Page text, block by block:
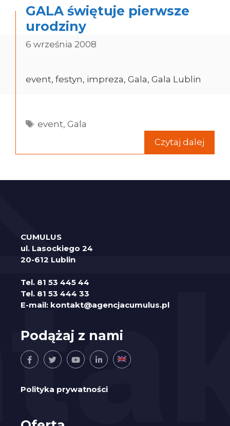
GALA świętuje pierwsze
urodziny
6 września 2008
event, festyn, impreza, Gala, Gala Lublin
Czytaj dalej
Tagi
event,Gala
CUMULUS
ul. Lasockiego 24
20-612 Lublin
Tel. 81 53 445 44
Tel. 81 53 444 33
E-mail: kontakt@agencjacumulus.pl
Podążaj z nami
Polityka prywatności